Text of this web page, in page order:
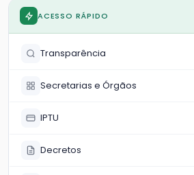
ACESSO RÁPIDO
Transparência
Secretarias e Órgãos
IPTU
Decretos